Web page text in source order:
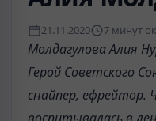
21.11.2020 7 минут
Молдагулова Алия
Герой Советского
снайпер,